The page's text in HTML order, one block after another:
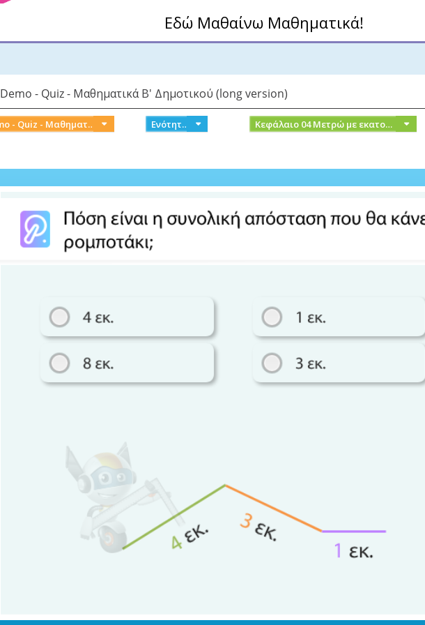
Εδώ Μαθαίνω Μαθηματικά!
Demo - Quiz - Μαθηματικά Β' Δημοτικού (long version)
Demo - Quiz - Μαθηματικά Β' Δημοτικού (long version) Ενότητα 1 Κεφάλαιο 04 Μετρώ με εκατοστόμετρα